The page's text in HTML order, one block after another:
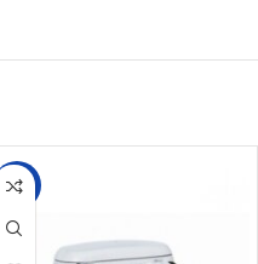
-18%